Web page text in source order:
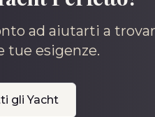
ad aiutarti a
tue esigenze.
gli Yacht